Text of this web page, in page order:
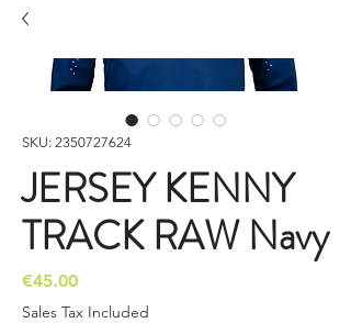
SKU: 2350727624
JERSEY KENNY
TRACK RAW Navy
€45.00Price
Sales Tax Included